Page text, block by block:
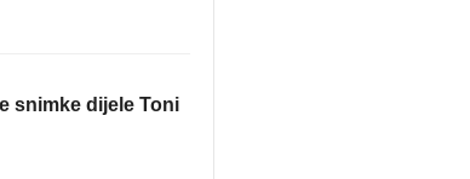
snimke dijele Toni